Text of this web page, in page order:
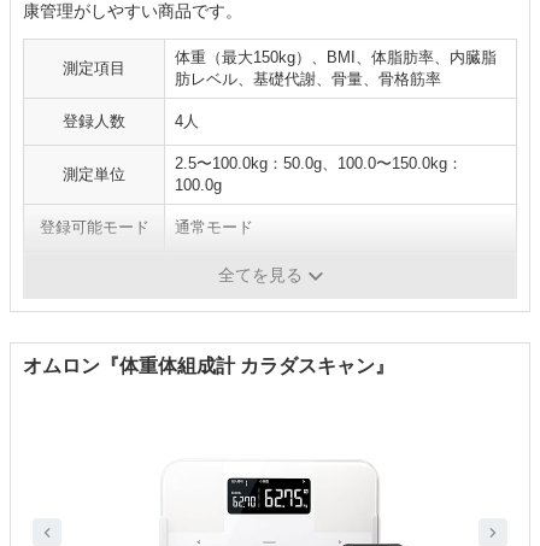
康管理がしやすい商品です。
測定項目
体重（最大150kg）、BMI、体脂肪率、内臓脂
肪レベル、基礎代謝、骨量、骨格筋率
登録人数 4人
測定単位
2.5〜100.0kg：50.0g、100.0〜150.0kg：
100.0g
登録可能モード 通常モード
Wi-Fi通信全てを見る
オムロン『体重体組成計 カラダスキャン』